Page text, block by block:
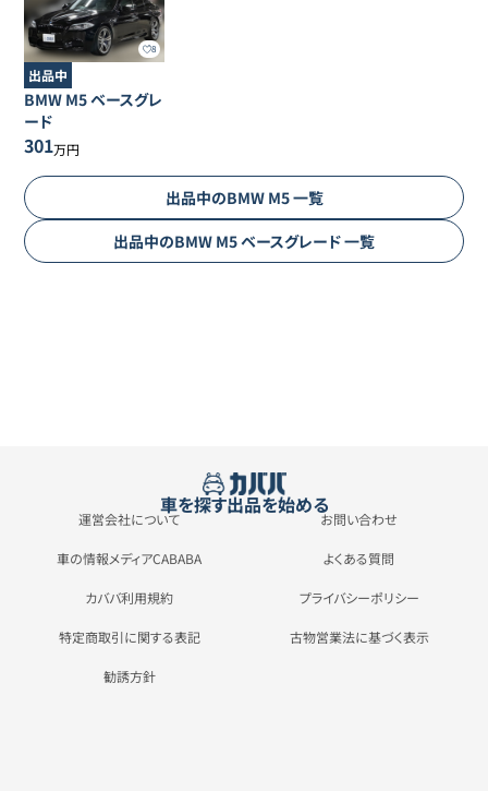
8
出品中
BMW M5ベースグレ
ード
301万円
出品中のBMW M5一覧
出品中のBMW M5ベースグレード一覧
車を探す出品を始める
運営会社について お問い合わせ
車の情報メディアCABABA よくある質問
カババ利用規約 プライバシーポリシー
特定商取引に関する表記 古物営業法に基づく表示
勧誘方針